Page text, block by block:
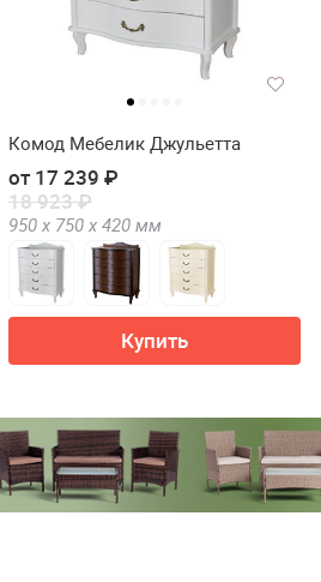
Комод Мебелик Джульетта
от 17 239 ₽
18 923 ₽
950 х 750 х 420 мм
Купить